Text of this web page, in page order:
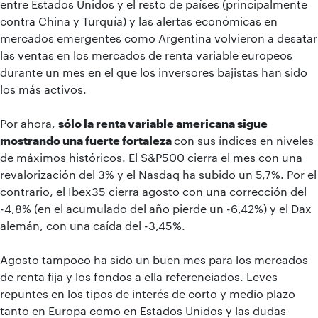
entre Estados Unidos y el resto de países (principalmente
contra China y Turquía) y las alertas económicas en
mercados emergentes como Argentina volvieron a desatar
las ventas en los mercados de renta variable europeos
durante un mes en el que los inversores bajistas han sido
los más activos.
Por ahora, sólo la renta variable americana sigue
mostrando una fuerte fortalezacon sus índices en niveles
de máximos históricos. El S&P500 cierra el mes con una
revalorización del 3% y el Nasdaq ha subido un 5,7%. Por el
contrario, el Ibex35 cierra agosto con una corrección del
-4,8% (en el acumulado del año pierde un -6,42%) y el Dax
alemán, con una caída del -3,45%.
Agosto tampoco ha sido un buen mes para los mercados
de renta fija y los fondos a ella referenciados. Leves
repuntes en los tipos de interés de corto y medio plazo
tanto en Europa como en Estados Unidos y las dudas